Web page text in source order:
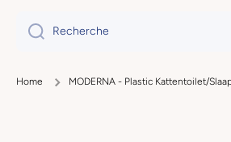
Recherche
Home MODERNA - Plastic Kattentoilet/